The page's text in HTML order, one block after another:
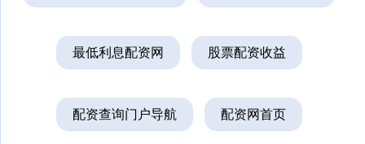
最低利息配资网 股票配资收益
配资查询门户导航 配资网首页